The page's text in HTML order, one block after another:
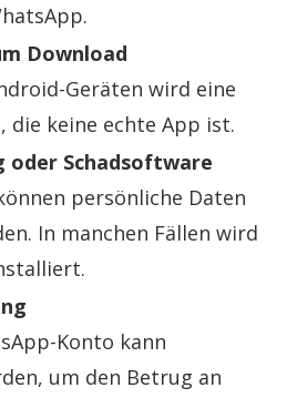
Download
Geräten wird eine
die keine echte App ist.
oder Schadsoftware
persönliche Daten
In manchen Fällen wird
Konto kann
um den Betrug an